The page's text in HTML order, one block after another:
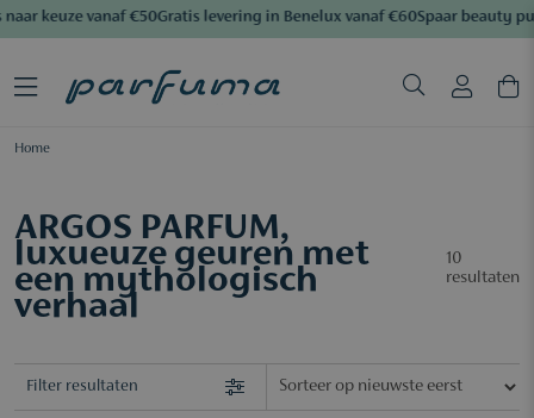
keuze vanaf €50Gratis levering in Benelux vanaf €60Spaar beauty
Home
ARGOS PARFUM,
luxueuze geuren met
een mythologisch
verhaal
10
resultaten
Filter resultaten